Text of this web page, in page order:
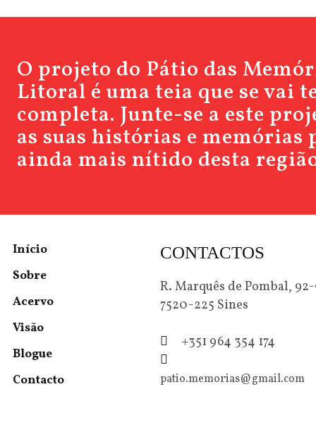
O projeto do Pátio das
Litoral é uma teia que se vai
completa. Junte-se a este
as suas histórias e
ainda mais nítido desta
Início
Sobre
Acervo
Visão
Blogue
Contacto
CONTACTOS
R. Marquês de Pombal,
7520-225 Sines
+351 964 354 174
patio.memorias@gmail.com